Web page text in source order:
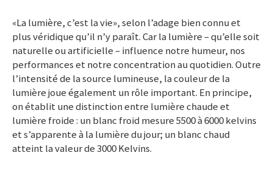
«La lumière, c’est la vie», selon l’adage bien connu et
plus véridique qu’il n’y paraît. Car la lumière – qu’elle soit
naturelle ou artificielle – influence notre humeur, nos
performances et notre concentration au quotidien. Outre
l’intensité de la source lumineuse, la couleur de la
lumière joue également un rôle important. En principe,
on établit une distinction entre lumière chaude et
lumière froide : un blanc froid mesure 5500 à 6000 kelvins
et s’apparente à la lumière du jour; un blanc chaud
atteint la valeur de 3000 Kelvins.